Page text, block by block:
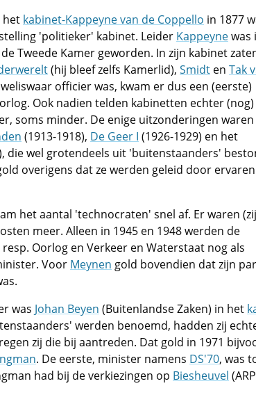
het kabinet-Kappeyne van de Coppello in 1877
'politieker' kabinet. Leider Kappeynewas
Tweede Kamer geworden. In zijn kabinet
(hij bleef zelfs Kamerlid), Smidt en Tak
officier was, kwam er dus een (eerste)
Ook nadien telden kabinetten echter
soms minder. De enige uitzonderingen
(1913-1918), De Geer I (1926-1929) en het
die wel grotendeels uit 'buitenstaanders'
overigens dat ze werden geleid door ervaren
het aantal 'technocraten' snel af. Er waren
meer. Alleen in 1945 en 1948 werden de
Oorlog en Verkeer en Waterstaat nog als
Voor Meynen gold bovendien dat zijn
was Johan Beyen (Buitenlandse Zaken) in het
werden benoemd, hadden zij
zij die bij aantreden. Dat gold in 1971
. De eerste, minister namens DS'70, was
had bij de verkiezingen op Biesheuvel